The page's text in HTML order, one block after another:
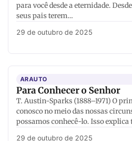
para você desde a eternidade.
seus pais terem…
29 de outubro de 2025
ARAUTO
Para Conhecer o Senhor
T. Austin-Sparks (1888–1971) O
conosco no meio das nossas
possamos conhecê-lo. Isso explica
29 de outubro de 2025